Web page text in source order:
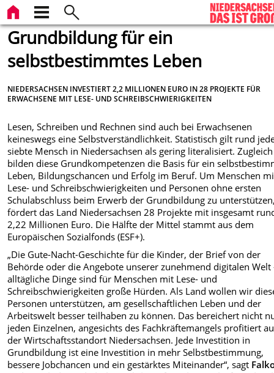
Grundbildung für ein
selbstbestimmtes Leben
NIEDERSACHSEN INVESTIERT 2,2 MILLIONEN EURO IN 28 PROJEKTE FÜR
ERWACHSENE MIT LESE- UND SCHREIBSCHWIERIGKEITEN
Lesen, Schreiben und Rechnen sind auch bei Erwachsenen
keineswegs eine Selbstverständlichkeit. Statistisch gilt rund
siebte Mensch in Niedersachsen als gering literalisiert. Zugleich
bilden diese Grundkompetenzen die Basis für ein
Leben, Bildungschancen und Erfolg im Beruf. Um Menschen
Lese- und Schreibschwierigkeiten und Personen ohne ersten
Schulabschluss beim Erwerb der Grundbildung zu
fördert das Land Niedersachsen 28 Projekte mit insgesamt
2,22 Millionen Euro. Die Hälfte der Mittel stammt aus dem
Europäischen Sozialfonds (ESF+).
„Die Gute-Nacht-Geschichte für die Kinder, der Brief von der
Behörde oder die Angebote unserer zunehmend digitalen Welt
alltägliche Dinge sind für Menschen mit Lese- und
Schreibschwierigkeiten große Hürden. Als Land wollen wir
Personen unterstützen, am gesellschaftlichen Leben und der
Arbeitswelt besser teilhaben zu können. Das bereichert nicht
jeden Einzelnen, angesichts des Fachkräftemangels profitiert
der Wirtschaftsstandort Niedersachsen. Jede Investition in
Grundbildung ist eine Investition in mehr Selbstbestimmung,
bessere Jobchancen und ein gestärktes Miteinander“, sagt